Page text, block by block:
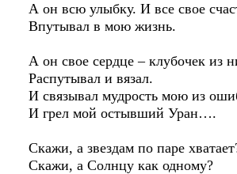
А он всю улыбку. И все свое
Впутывал в мою жизнь.
А он свое сердце – клубочек из
Распутывал и вязал.
И связывал мудрость мою из
И грел мой остывший Уран….
Скажи, а звездам по паре
Скажи, а Солнцу как одному?